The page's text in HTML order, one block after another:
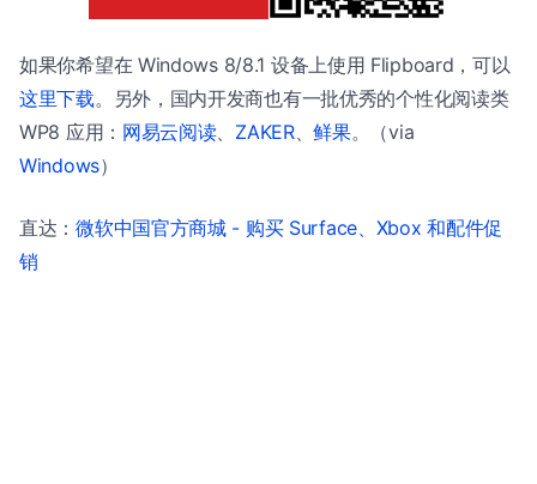
如果你希望在 Windows 8/8.1 设备上使用 Flipboard，可以
这里下载。另外，国内开发商也有一批优秀的个性化阅读类
WP8 应用： 网易云阅读、 ZAKER、鲜果。（via
Windows）
直达：微软中国官方商城 - 购买 Surface、Xbox 和配件促
销